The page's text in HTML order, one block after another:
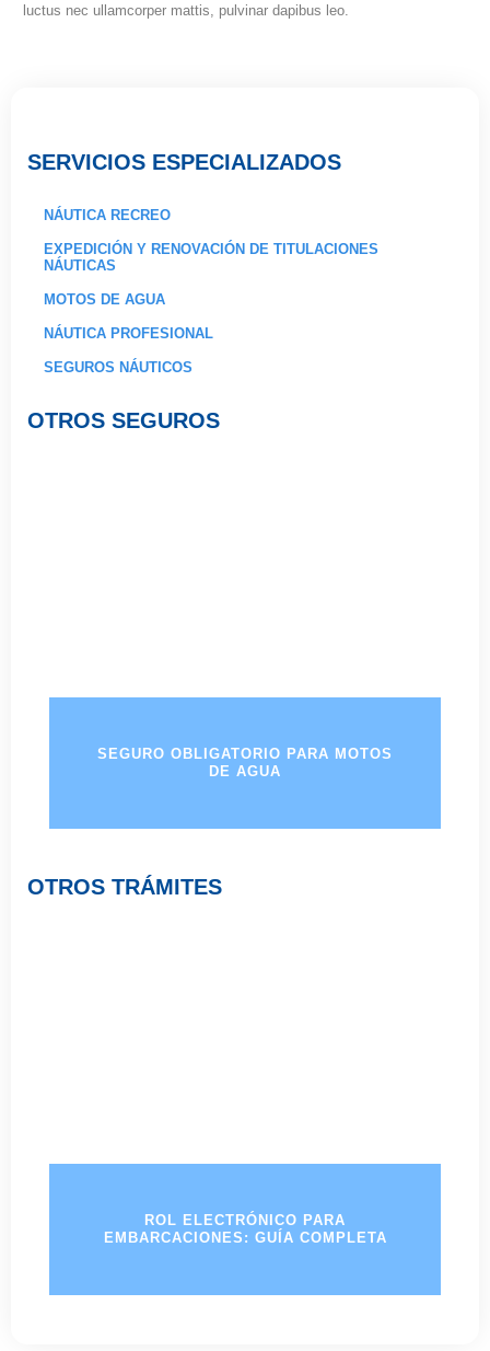
luctus nec ullamcorper mattis, pulvinar dapibus leo.
SERVICIOS ESPECIALIZADOS
NÁUTICA RECREO
EXPEDICIÓN Y RENOVACIÓN DE TITULACIONES
NÁUTICAS
MOTOS DE AGUA
NÁUTICA PROFESIONAL
SEGUROS NÁUTICOS
OTROS SEGUROS
SEGURO OBLIGATORIO PARA MOTOS
DE AGUA
OTROS TRÁMITES
ROL ELECTRÓNICO PARA
EMBARCACIONES: GUÍA COMPLETA